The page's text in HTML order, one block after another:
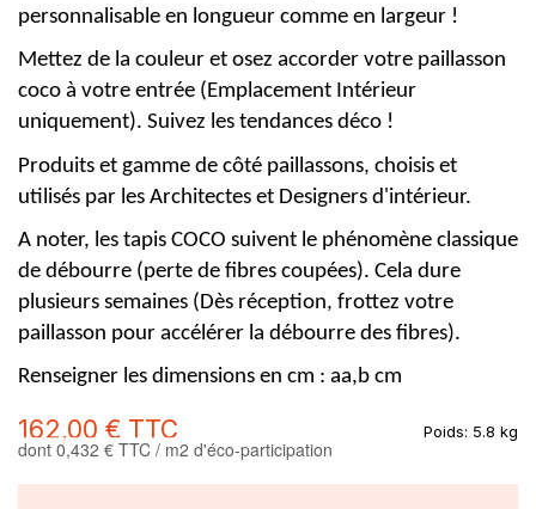
personnalisable en longueur comme en largeur !
Mettez de la couleur et osez accorder votre paillasson
coco à votre entrée (Emplacement Intérieur
uniquement). Suivez les tendances déco !
Produits et gamme de côté paillassons, choisis et
utilisés par les Architectes et Designers d'intérieur.
A noter, les tapis COCO suivent le phénomène classique
de débourre (perte de fibres coupées). Cela dure
plusieurs semaines (Dès réception, frottez votre
paillasson pour accélérer la débourre des fibres).
Renseigner les dimensions en cm : aa,b cm
162,00 € TTC Poids: 5.8 kg
dont 0,432 € TTC / m2 d'éco-participation